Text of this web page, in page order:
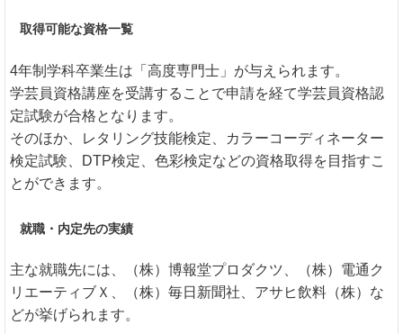
取得可能な資格一覧
4年制学科卒業生は「高度専門士」が与えられます。
学芸員資格講座を受講することで申請を経て学芸員資格認
定試験が合格となります。
そのほか、レタリング技能検定、カラーコーディネーター
検定試験、DTP検定、色彩検定などの資格取得を目指すこ
とができます。
就職・内定先の実績
主な就職先には、（株）博報堂プロダクツ、（株）電通ク
リエーティブＸ、（株）毎日新聞社、アサヒ飲料（株）な
どが挙げられます。